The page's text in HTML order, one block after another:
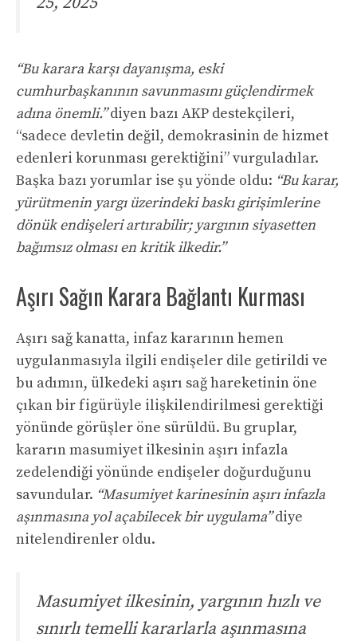
“Bu karara karşı dayanışma, eski
cumhurbaşkanının savunmasını güçlendirmek
adına önemli.”diyen bazı AKP destekçileri,
“sadece devletin değil, demokrasinin de hizmet
edenleri korunması gerektiğini” vurguladılar.
Başka bazı yorumlar ise şu yönde oldu: “Bu karar,
yürütmenin yargı üzerindeki baskı girişimlerine
dönük endişeleri artırabilir; yargının siyasetten
bağımsız olması en kritik ilkedir.”
Aşırı Sağın Karara Bağlantı Kurması
Aşırı sağ kanatta, infaz kararının hemen
uygulanmasıyla ilgili endişeler dile getirildi ve
bu adımın, ülkedeki aşırı sağ hareketinin öne
çıkan bir figürüyle ilişkilendirilmesi gerektiği
yönünde görüşler öne sürüldü. Bu gruplar,
kararın masumiyet ilkesinin aşırı infazla
zedelendiği yönünde endişeler doğurduğunu
savundular. “Masumiyet karinesinin aşırı infazla
aşınmasına yol açabilecek bir uygulama”diye
nitelendirenler oldu.
Masumiyet ilkesinin, yargının hızlı ve
sınırlı temelli kararlarla aşınmasına